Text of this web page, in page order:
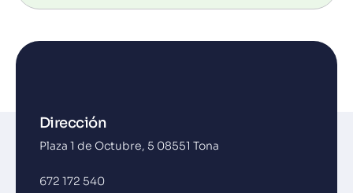
Dirección
Plaza 1 de Octubre, 5 08551 Tona
672 172 540